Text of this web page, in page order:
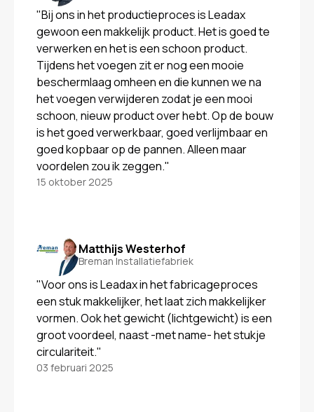
"Bij ons in het productieproces is Leadax
gewoon een makkelijk product. Het is goed te
verwerken en het is een schoon product.
Tijdens het voegen zit er nog een mooie
beschermlaag omheen en die kunnen we na
het voegen verwijderen zodat je een mooi
schoon, nieuw product over hebt. Op de bouw
is het goed verwerkbaar, goed verlijmbaar en
goed kopbaar op de pannen. Alleen maar
voordelen zou ik zeggen."
15 oktober 2025
Matthijs Westerhof
Breman Installatiefabriek
"Voor ons is Leadax in het fabricageproces
een stuk makkelijker, het laat zich makkelijker
vormen. Ook het gewicht (lichtgewicht) is een
groot voordeel, naast -met name- het stukje
circulariteit."
03 februari 2025